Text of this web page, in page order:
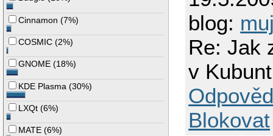
Cinnamon (7%)
COSMIC (2%)
GNOME (18%)
KDE Plasma (30%)
LXQt (6%)
MATE (6%)
blog:
Re: Jak
v
Blokovat